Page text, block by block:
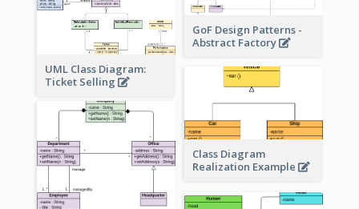
GoF Design Patterns -
Abstract Factory
UML Class Diagram:
Ticket Selling
Class Diagram
Realization Example